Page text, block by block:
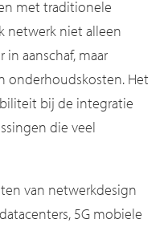
met traditionele
netwerk niet alleen
aanschaf, maar
onderhoudskosten. Het
bij de integratie
die veel
van netwerkdesign
5G mobiele